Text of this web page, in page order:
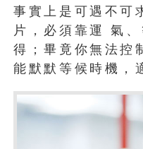
事實上是可遇不可
片，必須靠運 氣
得；畢竟你無法控
能默默等候時機，